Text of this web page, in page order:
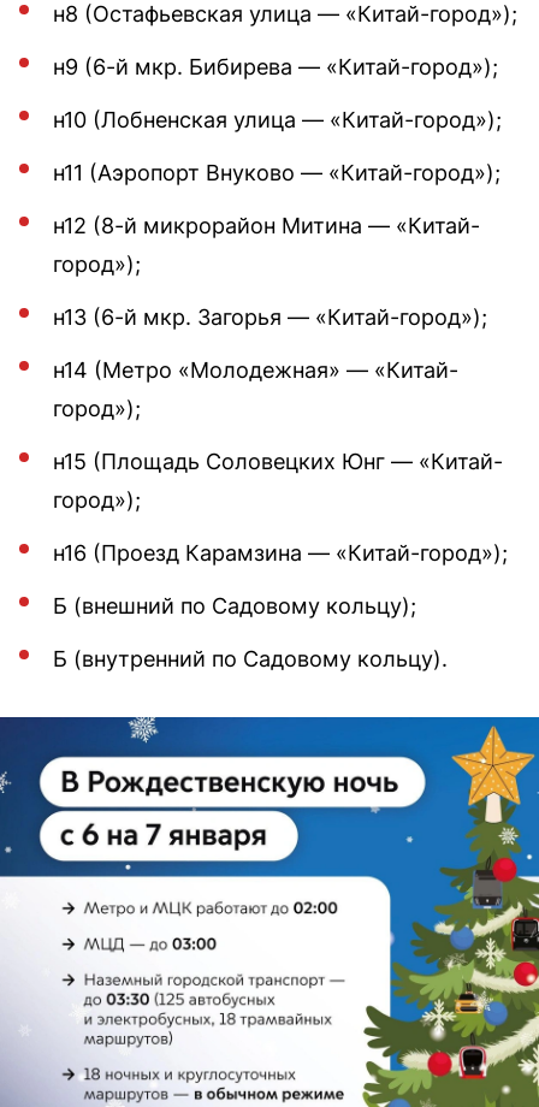
н8 (Остафьевская улица — «Китай-город»);
н9 (6-й мкр. Бибирева — «Китай-город»);
н10 (Лобненская улица — «Китай-город»);
н11 (Аэропорт Внуково — «Китай-город»);
н12 (8-й микрорайон Митина — «Китай-
город»);
н13 (6-й мкр. Загорья — «Китай-город»);
н14 (Метро «Молодежная» — «Китай-
город»);
н15 (Площадь Соловецких Юнг — «Китай-
город»);
н16 (Проезд Карамзина — «Китай-город»);
Б (внешний по Садовому кольцу);
Б (внутренний по Садовому кольцу).